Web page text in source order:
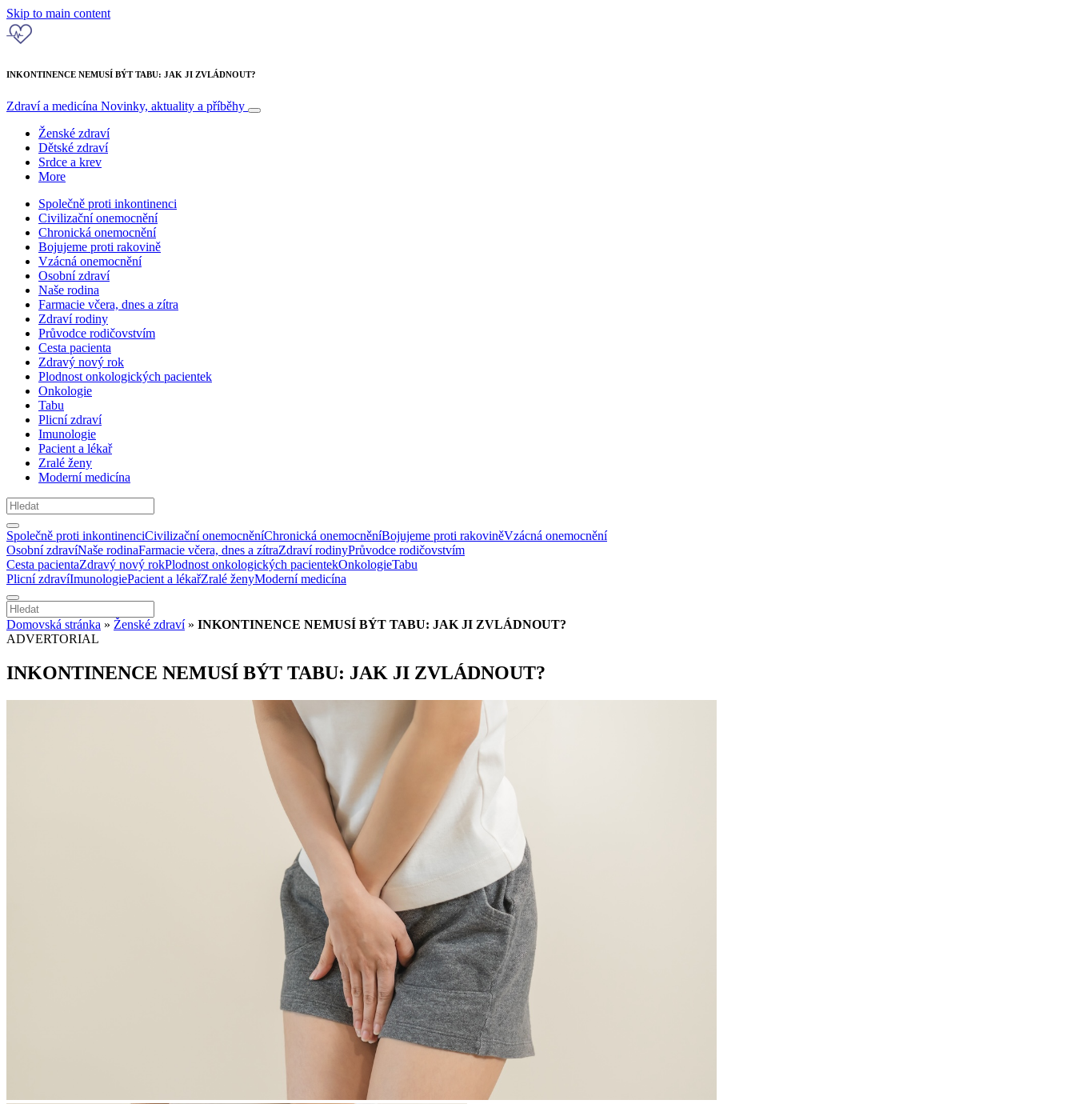
Skip to main content
INKONTINENCE NEMUSÍ BÝT TABU: JAK JI ZVLÁDNOUT?
Zdraví a medicína Novinky, aktuality a příběhy
Ženské zdraví
Dětské zdraví
Srdce a krev
More
Společně proti inkontinenci
Civilizační onemocnění
Chronická onemocnění
Bojujeme proti rakovině
Vzácná onemocnění
Osobní zdraví
Naše rodina
Farmacie včera, dnes a zítra
Zdraví rodiny
Průvodce rodičovstvím
Cesta pacienta
Zdravý nový rok
Plodnost onkologických pacientek
Onkologie
Tabu
Plicní zdraví
Imunologie
Pacient a lékař
Zralé ženy
Moderní medicína
Společně proti inkontinenciCivilizační onemocněníChronická onemocněníBojujeme proti rakoviněVzácná onemocnění
Osobní zdravíNaše rodinaFarmacie včera, dnes a zítraZdraví rodinyPrůvodce rodičovstvím
Cesta pacientaZdravý nový rokPlodnost onkologických pacientekOnkologieTabu
Plicní zdravíImunologiePacient a lékařZralé ženyModerní medicína
Domovská stránka » Ženské zdraví» INKONTINENCE NEMUSÍ BÝT TABU: JAK JI ZVLÁDNOUT?
ADVERTORIAL
INKONTINENCE NEMUSÍ BÝT TABU: JAK JI ZVLÁDNOUT?